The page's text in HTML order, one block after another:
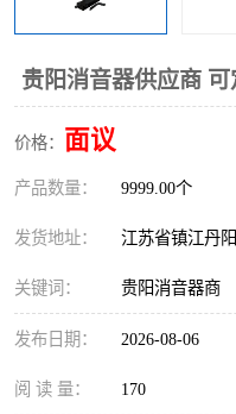
贵阳消音器供应商 可
价格： 面议
产品数量： 9999.00个
发货地址： 江苏省镇江丹
关键词： 贵阳消音器商
发布日期： 2026-08-06
阅 读 量： 170